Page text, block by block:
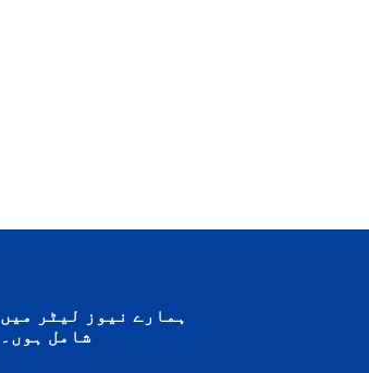
ہمارے نیوز لیٹر میں
شامل ہوں۔